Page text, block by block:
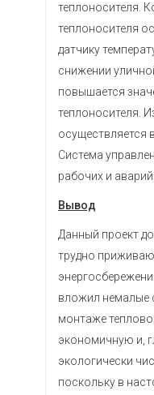
теплоносителя.
теплоносителя
датчику
снижении
повышается
теплоносителя.
осуществляется
Система
рабочих и
Вывод
Данный проект
трудно
вложил немалые
монтаже
экономичную и,
экологически
поскольку в